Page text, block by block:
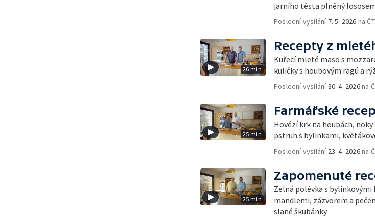
jarního těsta plněný
Poslední vysílání 7. 5. 2026 na
26 min
Recepty z
Kuřecí mleté maso s
kuličky s houbovým ragú a
Poslední vysílání30. 4. 2026na
25 min
Farmářské
Hovězí krk na houbách,
pstruh s bylinkami,
Poslední vysílání 23. 4. 2026na
25 min
Zapomenuté
Zelná polévka s
mandlemi, zázvorem a
slané škubánky